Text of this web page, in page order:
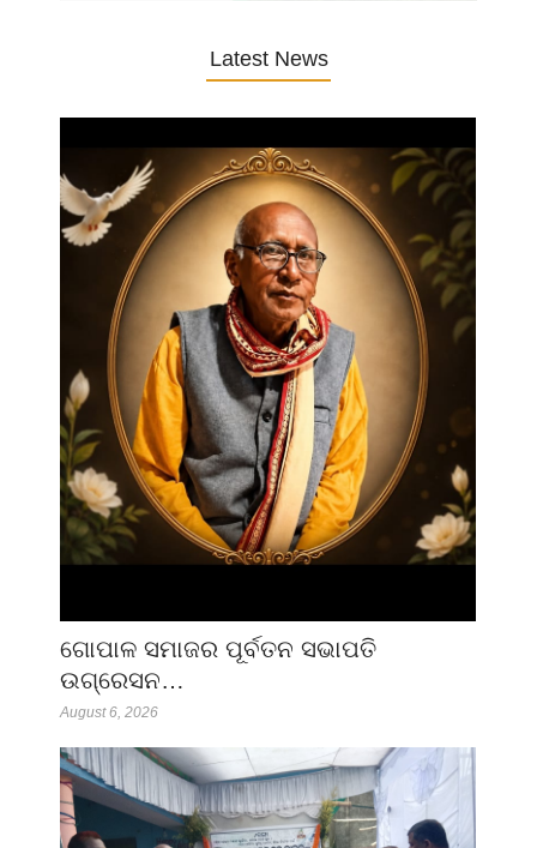
Latest News
ଗୋପାଳ ସମାଜର ପୂର୍ବତନ ସଭାପତି
ଉଗ୍ରେସନ…
August 6, 2026